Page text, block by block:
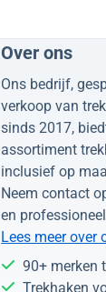
Over ons
Ons bedrijf,
verkoop van
sinds 2017,
assortiment
inclusief op
Neem contact
en
Lees meer over
90+ merken
Trekhaken